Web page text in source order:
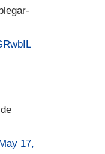
May 17,